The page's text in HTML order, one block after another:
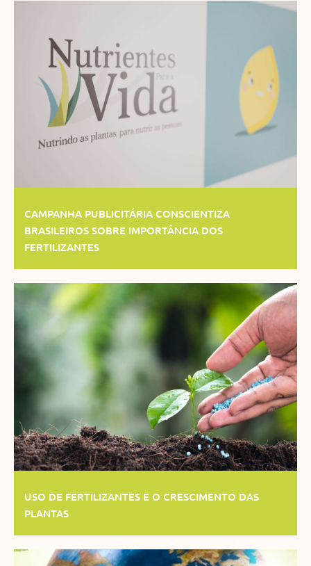
CAMPANHA PUBLICITÁRIA CONSCIENTIZA
BRASILEIROS SOBRE IMPORTÂNCIA DOS
FERTILIZANTES
USO DE FERTILIZANTES E O CRESCIMENTO DAS
PLANTAS